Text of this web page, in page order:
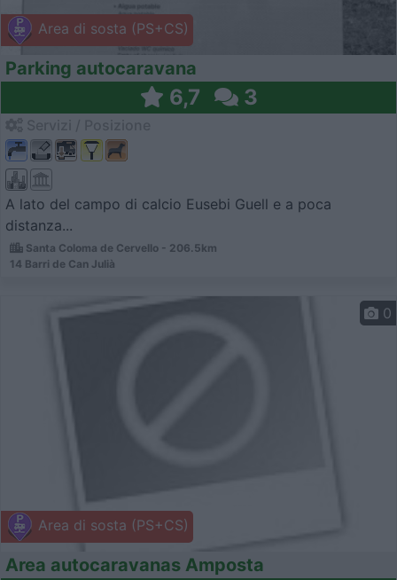
Area di sosta (PS+CS)
Parking autocaravana
6,7 3
A lato del campo di calcio Eusebi Guell e a poca
distanza...
Santa Coloma de Cervello - 206.5km
14 Barri de Can Julià
Area di sosta (PS+CS)
0
Area autocaravanas Amposta